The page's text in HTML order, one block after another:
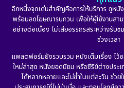
อีกหนึ่งจุดเด่นสำคัญคือการให้บริการ ดูหนั
พร้อมลดโฆษณารบกวน เพื่อให้ผู้ใช้งานสา
อย่างต่อเนื่อง ไม่เสียอรรถรสระหว่างรับ
ช่วงเวลา
แพลตฟอร์มยังรวบรวม หนังเต็มเรื่อง ไว้
ใหม่ล่าสุด หนังยอดนิยม หรือซีรีย์ต่างประ
ได้หลากหลายและไม่ซ้ำในแต่ละวัน ช่ว